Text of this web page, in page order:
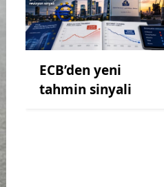
ECB’den yeni
tahmin sinyali